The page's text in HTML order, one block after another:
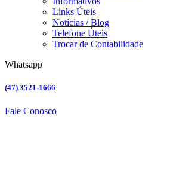
Links Úteis
Notícias / Blog
Telefone Úteis
Trocar de Contabilidade
Whatsapp
(47) 3521-1666
Fale Conosco